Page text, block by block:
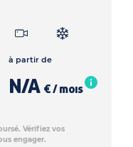
à partir de
N/A € / mois
Vérifiez vos
engager.